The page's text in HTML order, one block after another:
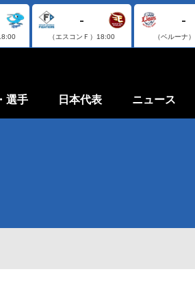
-
（エスコンＦ） 18:00
-
（ベルーナ）
選手 日本代表 ニュース